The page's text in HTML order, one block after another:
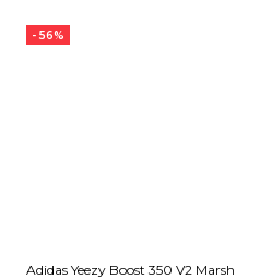
- 56%
Adidas Yeezy Boost 350 V2 Marsh